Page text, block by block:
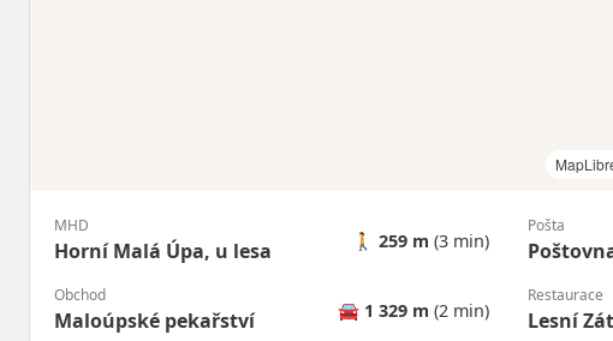
MHD
Horní Malá Úpa, u lesa 🚶 259 m (3 min)
Pošta
Obchod
Maloúpské pekařství 🚘 1 329 m (2 min)
Restaurace
Lesní